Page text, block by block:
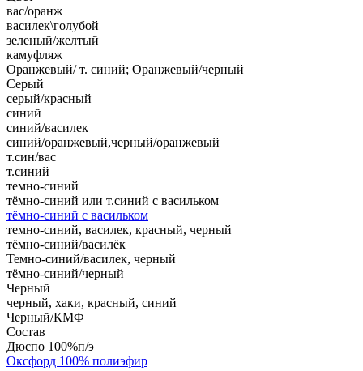
вас/оранж
василек\голубой
зеленый/желтый
камуфляж
Оранжевый/ т. синий; Оранжевый/черный
Серый
серый/красный
синий
синий/василек
синий/оранжевый,черный/оранжевый
т.син/вас
т.синий
темно-синий
тёмно-синий или т.синий с васильком
тёмно-синий с васильком
темно-синий, василек, красный, черный
тёмно-синий/василёк
Темно-синий/василек, черный
тёмно-синий/черный
Черный
черный, хаки, красный, синий
Черный/КМФ
Состав
Дюспо 100%п/э
Оксфорд 100% полиэфир